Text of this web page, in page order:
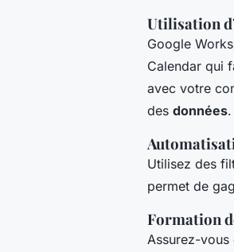
Utilisation
Google
Calendar qui
avec votre
des données.
Utilisez des
permet de
Formation
Assurez-vous